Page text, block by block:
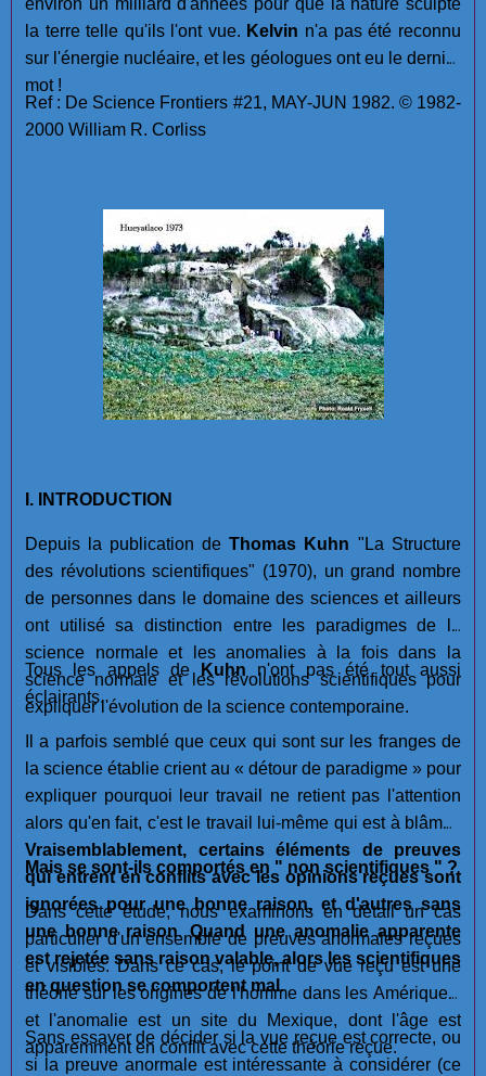
environ un milliard d'années pour que la nature sculpte
la terre telle qu'ils l'ont vue. Kelvin n'a pas été reconnu
sur l'énergie nucléaire, et les géologues ont eu le dernier
mot !
Ref : De Science Frontiers #21, MAY-JUN 1982. © 1982-
2000 William R. Corliss
I. INTRODUCTION
Depuis la publication de Thomas Kuhn "La Structure
des révolutions scientifiques" (1970), un grand nombre
de personnes dans le domaine des sciences et ailleurs
ont utilisé sa distinction entre les paradigmes de la
science normale et les anomalies à la fois dans la
science normale et les révolutions scientifiques pour
expliquer l'évolution de la science contemporaine.
Tous les appels de Kuhn n'ont pas été tout aussi
éclairants.
Il a parfois semblé que ceux qui sont sur les franges de
la science établie crient au « détour de paradigme » pour
expliquer pourquoi leur travail ne retient pas l'attention
alors qu'en fait, c'est le travail lui-même qui est à blâmer.
Vraisemblablement, certains éléments de preuves
qui entrent en conflits avec les opinions reçues sont
ignorées pour une bonne raison, et d'autres sans
une bonne raison.Quand une anomalie apparente
est rejetée sans raison valable, alors les scientifiques
en question se comportent mal.
Mais se sont-ils comportés en " non scientifiques " ?
Dans cette étude, nous examinons en détail un cas
particulier d'un ensemble de preuves anormales reçues
et visibles. Dans ce cas, le point de vue reçu est une
théorie sur les origines de l'homme dans les Amériques,
et l'anomalie est un site du Mexique, dont l'âge est
apparemment en conflit avec cette théorie reçue.
Sans essayer de décider si la vue reçue est correcte, ou
si la preuve anormale est intéressante à considérer (ce